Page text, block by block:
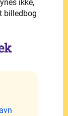
ikke,
billedbog